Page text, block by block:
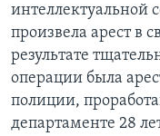
интеллектуальной
произвела арест в
результате
операции была
полиции,
департаменте 28